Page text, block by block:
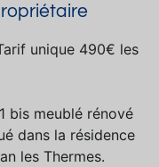
unique 490€ les
bis meublé rénové
dans la résidence
les Thermes.